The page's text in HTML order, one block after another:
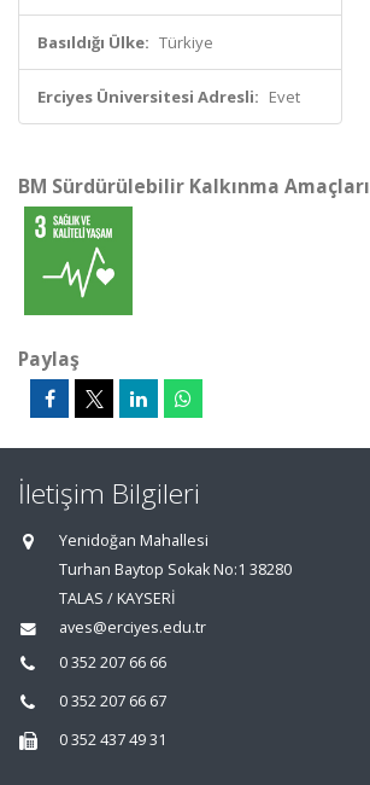
Basıldığı Ülke: Türkiye
Erciyes Üniversitesi Adresli: Evet
BM Sürdürülebilir Kalkınma Amaçları
Paylaş
İletişim Bilgileri
Yenidoğan Mahallesi
Turhan Baytop Sokak No:1 38280
TALAS / KAYSERİ
aves@erciyes.edu.tr
0 352 207 66 66
0 352 207 66 67
0 352 437 49 31